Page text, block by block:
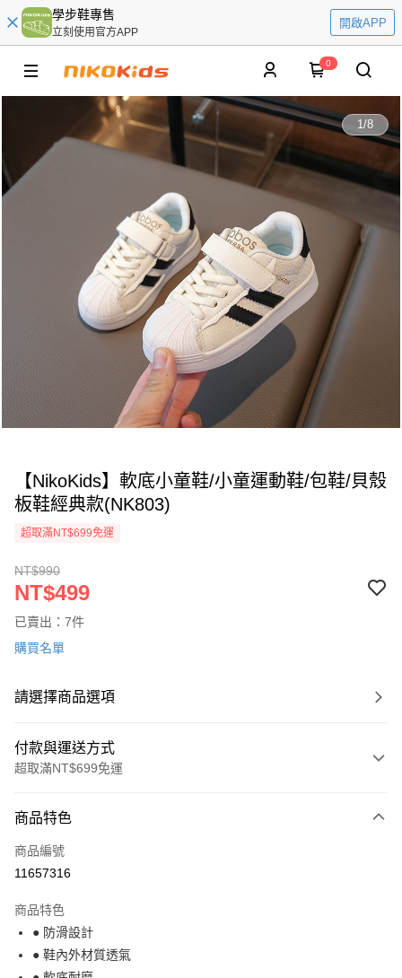
學步鞋專售
立刻使用官方APP
開啟APP
0
1/8
【NikoKids】軟底小童鞋/小童運動鞋/包鞋/貝殼
板鞋經典款(NK803)
超取滿NT$699免運
NT$990
NT$499
已賣出：7件
購買名單
請選擇商品選項
付款與運送方式
超取滿NT$699免運
信用卡一次付款
超商取貨付款
街口支付
悠遊付
商品特色
商品編號
11657316
商品特色
● 防滑設計
● 鞋內外材質透氣